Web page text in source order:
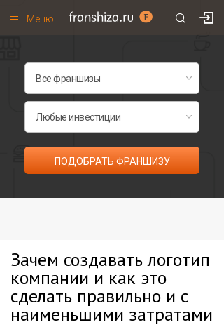
Меню
Франшизы по категориям
Рейтинг франшиз
Все франшизы списком
ПОДОБРАТЬ ФРАНШИЗУ
Зачем создавать логотип
компании и как это
сделать правильно и с
наименьшими затратами